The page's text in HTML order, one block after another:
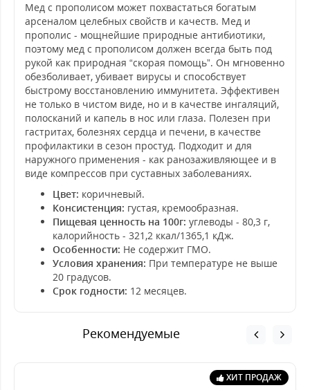
Мед с прополисом может похвастаться богатым
арсеналом целебных свойств и качеств. Мед и
прополис - мощнейшие природные антибиотики,
поэтому мед с прополисом должен всегда быть под
рукой как природная “скорая помощь”. Он мгновенно
обезболивает, убивает вирусы и способствует
быстрому восстановлению иммунитета. Эффективен
не только в чистом виде, но и в качестве ингаляций,
полосканий и капель в нос или глаза. Полезен при
гастритах, болезнях сердца и печени, в качестве
профилактики в сезон простуд. Подходит и для
наружного применения - как ранозаживляющее и в
виде компрессов при суставных заболеваниях.
Цвет: коричневый.
Консистенция: густая, кремообразная.
Пищевая ценность на 100г: углеводы - 80,3 г,
калорийность - 321,2 ккал/1365,1 кДж.
Особенности: Не содержит ГМО.
Условия хранения: При температуре не выше
20 градусов.
Срок годности: 12 месяцев.
Рекомендуемые
ХИТ ПРОДАЖ